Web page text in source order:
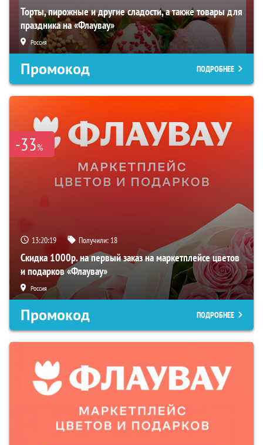
Торты, пирожные и другие сладости, а также товары для
праздника на «Флаувау»
Россия
Промокод ПОДРОБНЕЕ
-33%
13:20:19 Получили: 18
Скидка 1000р. на первый заказ на маркетплейсе цветов
и подарков «Флаувау»
Россия
Промокод ПОДРОБНЕЕ